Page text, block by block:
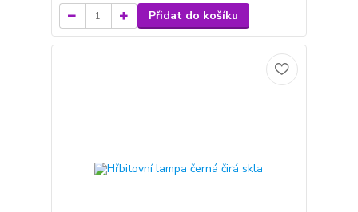
Přidat do košíku